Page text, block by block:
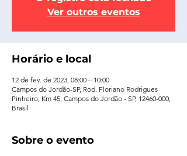
Ver outros eventos
Horário e local
12 de fev. de 2023, 08:00 – 10:00
Campos do Jordão-SP, Rod. Floriano Rodrigues
Pinheiro, Km 45, Campos do Jordão - SP, 12460-000,
Brasil
Sobre o evento